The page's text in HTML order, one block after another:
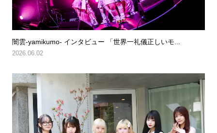
闇雲-yamikumo- インタビュー 「世界一礼儀正しいモ...
2026.06.02